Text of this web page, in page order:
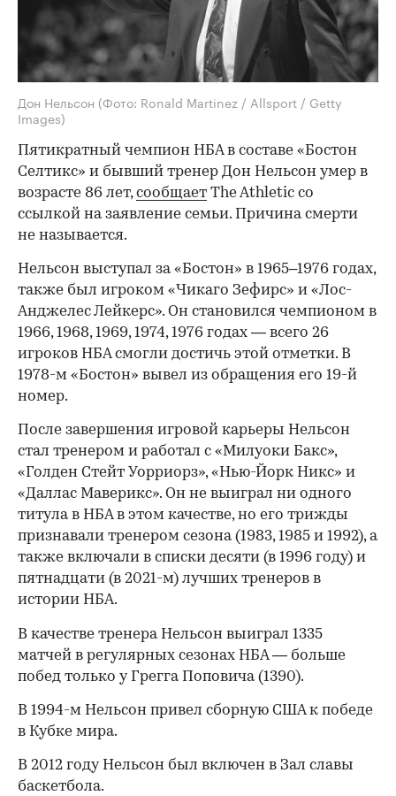
Дон Нельсон (Фото: Ronald Martinez / Allsport / Getty
Images)
Пятикратный чемпион НБА в составе «Бостон
Селтикс» и бывший тренер Дон Нельсон умер в
возрасте 86 лет,сообщает The Athletic со
ссылкой на заявление семьи. Причина смерти
не называется.
Нельсон выступал за «Бостон» в 1965–1976 годах,
также был игроком «Чикаго Зефирс» и «Лос-
Анджелес Лейкерс». Он становился чемпионом в
1966, 1968, 1969, 1974, 1976 годах — всего 26
игроков НБА смогли достичь этой отметки. В
1978-м «Бостон» вывел из обращения его 19-й
номер.
После завершения игровой карьеры Нельсон
стал тренером и работал с «Милуоки Бакс»,
«Голден Стейт Уорриорз», «Нью-Йорк Никс» и
«Даллас Маверикс». Он не выиграл ни одного
титула в НБА в этом качестве, но его трижды
признавали тренером сезона (1983, 1985 и 1992), а
также включали в списки десяти (в 1996 году) и
пятнадцати (в 2021-м) лучших тренеров в
истории НБА.
В качестве тренера Нельсон выиграл 1335
матчей в регулярных сезонах НБА — больше
побед только у Грегга Поповича (1390).
В 1994-м Нельсон привел сборную США к победе
в Кубке мира.
В 2012 году Нельсон был включен в Зал славы
баскетбола.